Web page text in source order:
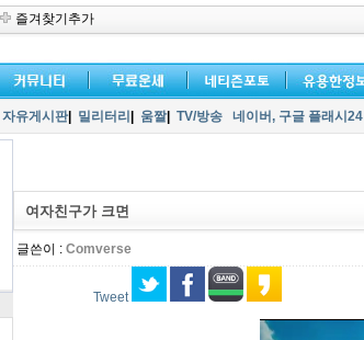
즐겨찾기추가
자유게시판| 밀리터리 움짤| TV/방송 네이버, 구글 플래시24
여자친구가 크면
글쓴이 : Comverse
Tweet